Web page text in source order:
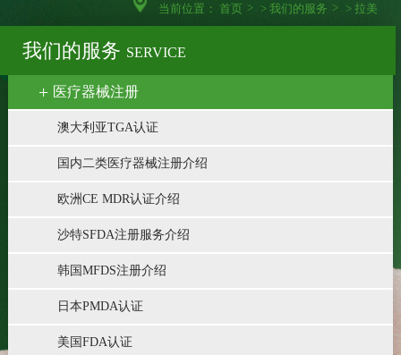
当前位置：首页 >我们的服务 >拉美
我们的服务 SERVICE
医疗器械注册
澳大利亚TGA认证
国内二类医疗器械注册介绍
欧洲CE MDR认证介绍
沙特SFDA注册服务介绍
韩国MFDS注册介绍
日本PMDA认证
美国FDA认证